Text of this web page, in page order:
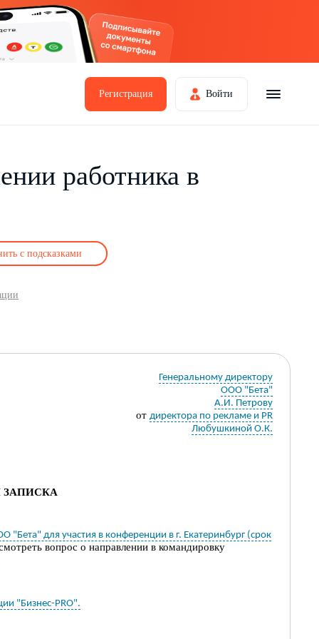
Регистрация Войти
работника в
с подсказками
Генеральному директору
ООО "Бета"
А.И. Петрову
от директора по рекламе и PR
Любушкиной О.К.
для участия в конференции в г. Екатеринбург (срок
вопрос о направлении в командировку
"Бизнес-PRO".